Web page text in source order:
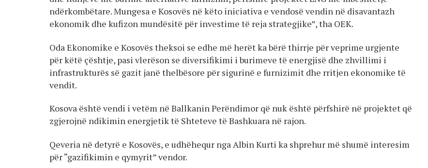
ndërkombëtare. Mungesa e Kosovës në këto iniciativa e vendosë vendin në disavantazh
ekonomik dhe kufizon mundësitë për investime të reja strategjike”, tha OEK.
Oda Ekonomike e Kosovës theksoi se edhe më herët ka bërë thirrje për veprime urgjente
për këtë çështje, pasi vlerëson se diversifikimi i burimeve të energjisë dhe zhvillimi i
infrastrukturës së gazit janë thelbësore për sigurinë e furnizimit dhe rritjen ekonomike të
vendit.
Kosova është vendi i vetëm në Ballkanin Perëndimor që nuk është përfshirë në projektet që
zgjerojnë ndikimin energjetik të Shteteve të Bashkuara në rajon.
Qeveria në detyrë e Kosovës, e udhëhequr nga Albin Kurti ka shprehur më shumë interesim
për “gazifikimin e qymyrit” vendor.